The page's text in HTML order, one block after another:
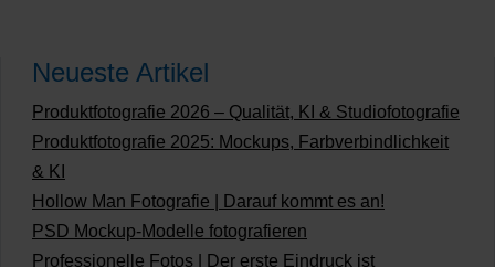
Neueste Artikel
Produktfotografie 2026 – Qualität, KI & Studiofotografie
Produktfotografie 2025: Mockups, Farbverbindlichkeit
& KI
Hollow Man Fotografie | Darauf kommt es an!
PSD Mockup-Modelle fotografieren
Professionelle Fotos | Der erste Eindruck ist